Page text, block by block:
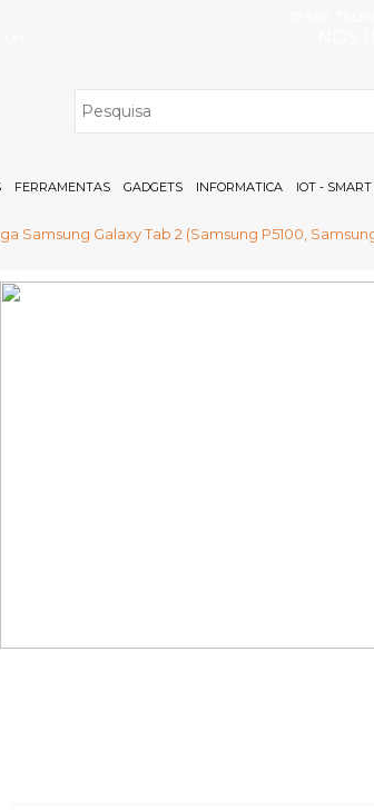
FERRAMENTAS GADGETS INFORMATICA IOT -
Samsung Galaxy Tab 2 (Samsung P5100,